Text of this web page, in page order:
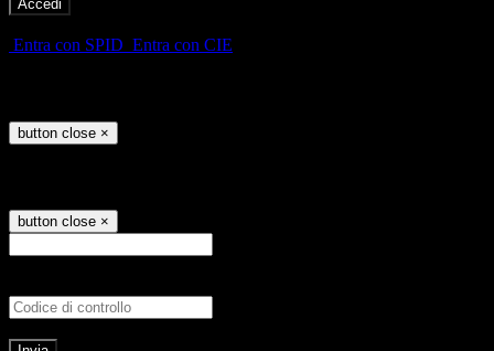
Entra con SPID Entra con CIE
button close ×
button close ×